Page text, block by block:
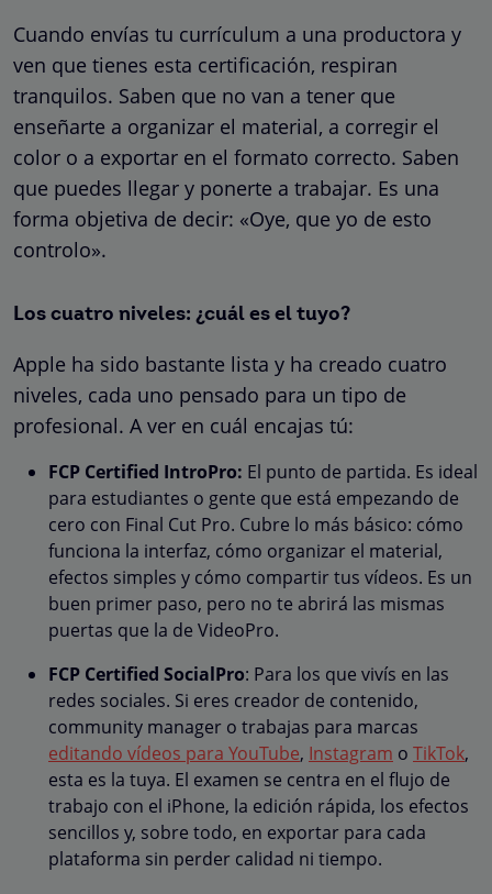
Cuando envías tu currículum a una productora y
ven que tienes esta certificación, respiran
tranquilos. Saben que no van a tener que
enseñarte a organizar el material, a corregir el
color o a exportar en el formato correcto. Saben
que puedes llegar y ponerte a trabajar. Es una
forma objetiva de decir: «Oye, que yo de esto
controlo».
Los cuatro niveles: ¿cuál es el tuyo?
Apple ha sido bastante lista y ha creado cuatro
niveles, cada uno pensado para un tipo de
profesional. A ver en cuál encajas tú:
FCP Certified IntroPro: El punto de partida. Es ideal
para estudiantes o gente que está empezando de
cero con Final Cut Pro. Cubre lo más básico: cómo
funciona la interfaz, cómo organizar el material,
efectos simples y cómo compartir tus vídeos. Es un
buen primer paso, pero no te abrirá las mismas
puertas que la de VideoPro.
FCP Certified SocialPro: Para los que vivís en las
redes sociales. Si eres creador de contenido,
community manager o trabajas para marcas
editando vídeos para YouTube, Instagram o TikTok,
esta es la tuya. El examen se centra en el flujo de
trabajo con el iPhone, la edición rápida, los efectos
sencillos y, sobre todo, en exportar para cada
plataforma sin perder calidad ni tiempo.